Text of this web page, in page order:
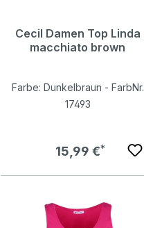
Cecil Damen Top Linda
macchiato brown
Farbe: Dunkelbraun - FarbNr.
17493
Regulärer Preis:
15,99 €